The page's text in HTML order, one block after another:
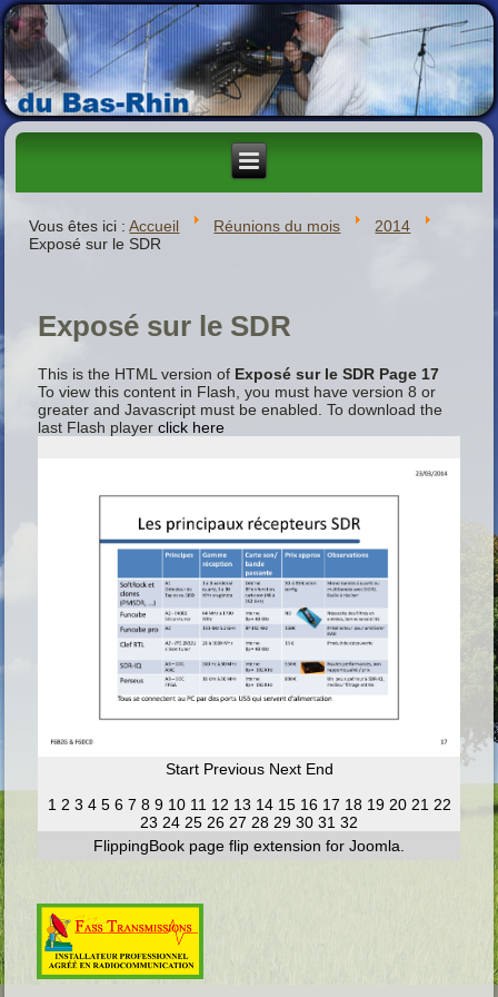
Vous êtes ici :Accueil Réunions du mois
2014
Exposé sur le SDR
Exposé sur le SDR
This is the HTML version of Exposé sur le SDR Page 17
To view this content in Flash, you must have version 8 or
greater and Javascript must be enabled. To download the
last Flash playerclick here
Start Previous Next End
1 2 3 4 5 6 7 8 9 10 11 12 13 14 15 16 17 18 19 20 21 22
23 24 25 26 27 28 29 30 31 32
FlippingBook page flip extension for Joomla.